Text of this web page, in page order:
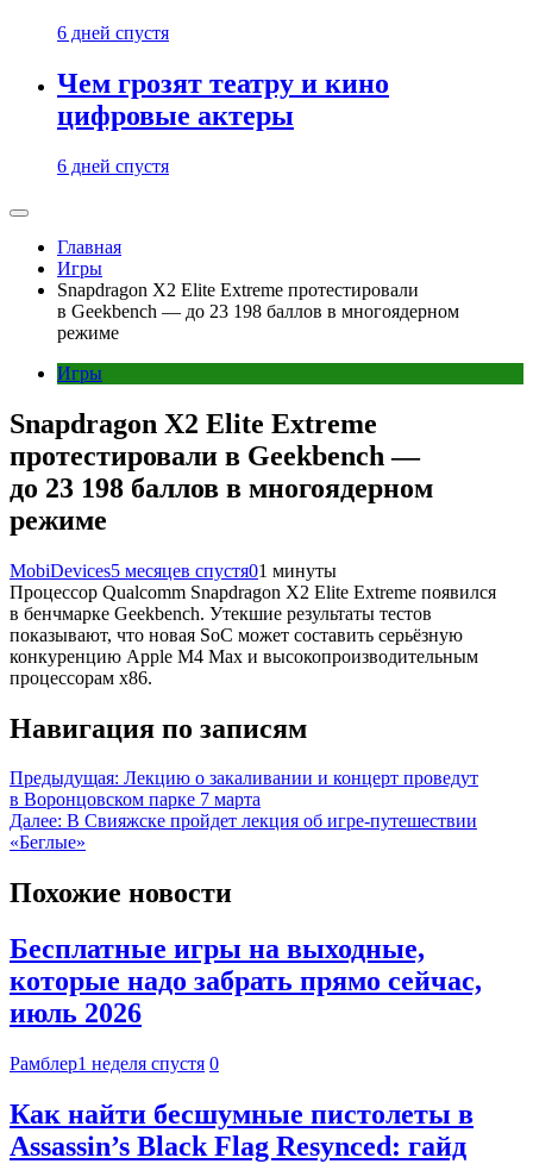
6 дней спустя
Чем грозят театру и кино
цифровые актеры
6 дней спустя
Главная
Игры
Snapdragon X2 Elite Extreme протестировали
в Geekbench — до 23 198 баллов в многоядерном
режиме
Игры
Snapdragon X2 Elite Extreme
протестировали в Geekbench —
до 23 198 баллов в многоядерном
режиме
MobiDevices5 месяцев спустя01 минуты
Процессор Qualcomm Snapdragon X2 Elite Extreme появился
в бенчмарке Geekbench. Утекшие результаты тестов
показывают, что новая SoC может составить серьёзную
конкуренцию Apple M4 Max и высокопроизводительным
процессорам x86.
Навигация по записям
Предыдущая: Лекцию о закаливании и концерт проведут
в Воронцовском парке 7 марта
Далее: В Свияжске пройдет лекция об игре-путешествии
«Беглые»
Похожие новости
Бесплатные игры на выходные,
которые надо забрать прямо сейчас,
июль 2026
Рамблер1 неделя спустя 0
Как найти бесшумные пистолеты в
Assassin’s Black Flag Resynced: гайд